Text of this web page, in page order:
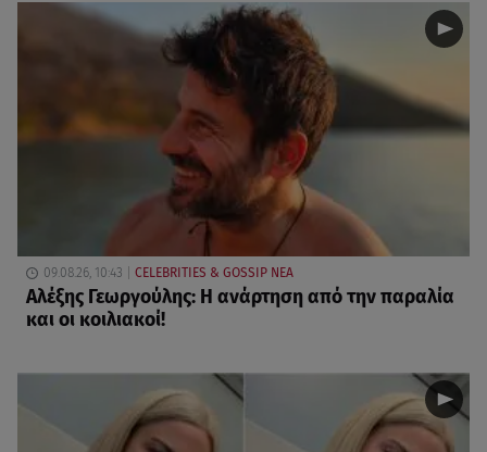
09.08.26, 10:43 CELEBRITIES & GOSSIP ΝΕΑ
Αλέξης Γεωργούλης: Η ανάρτηση από την παραλία
και οι κοιλιακοί!